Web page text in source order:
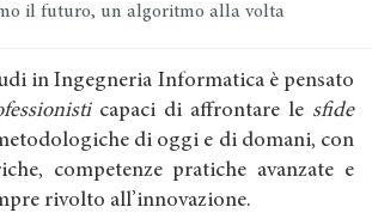
il futuro, un algoritmo alla volta
in Ingegneria Informatica è pensato
capaci di affrontare le sfide
di oggi e di domani, con
competenze pratiche avanzate e
rivolto all’innovazione.